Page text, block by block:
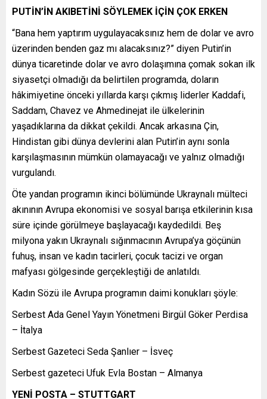
PUTİN’İN AKIBETİNİ SÖYLEMEK İÇİN ÇOK ERKEN
“Bana hem yaptırım uygulayacaksınız hem de dolar ve avro
üzerinden benden gaz mı alacaksınız?” diyen Putin’in
dünya ticaretinde dolar ve avro dolaşımına çomak sokan ilk
siyasetçi olmadığı da belirtilen programda, doların
hâkimiyetine önceki yıllarda karşı çıkmış liderler Kaddafi,
Saddam, Chavez ve Ahmedinejat ile ülkelerinin
yaşadıklarına da dikkat çekildi. Ancak arkasına Çin,
Hindistan gibi dünya devlerini alan Putin’in aynı sonla
karşılaşmasının mümkün olamayacağı ve yalnız olmadığı
vurgulandı.
Öte yandan programın ikinci bölümünde Ukraynalı mülteci
akınının Avrupa ekonomisi ve sosyal barışa etkilerinin kısa
süre içinde görülmeye başlayacağı kaydedildi. Beş
milyona yakın Ukraynalı sığınmacının Avrupa’ya göçünün
fuhuş, insan ve kadın tacirleri, çocuk tacizi ve organ
mafyası gölgesinde gerçekleştiği de anlatıldı.
Kadın Sözü ile Avrupa programın daimi konukları şöyle:
Serbest Ada Genel Yayın Yönetmeni Birgül Göker Perdisa
– İtalya
Serbest Gazeteci Seda Şanlıer – İsveç
Serbest gazeteci Ufuk Evla Bostan – Almanya
YENİ POSTA – STUTTGART